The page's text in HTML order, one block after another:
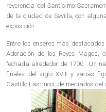
reverencia del Santísimo
de la ciudad de Sevilla, con
exposición.
Entre los enseres más
Adoración de los Reyes Magos,
fechada alrededor de 1700.
Un
finales del siglo XVIII y varias
Castillo Lastrucci, de mediados del